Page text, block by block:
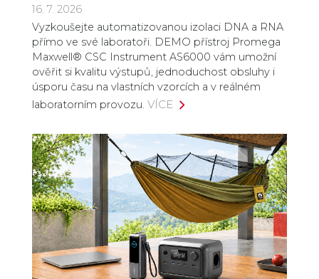
16. 7. 2026
Vyzkoušejte automatizovanou izolaci DNA a RNA
přímo ve své laboratoři. DEMO přístroj Promega
Maxwell® CSC Instrument AS6000 vám umožní
ověřit si kvalitu výstupů, jednoduchost obsluhy i
úsporu času na vlastních vzorcích a v reálném
laboratorním provozu. VÍCE